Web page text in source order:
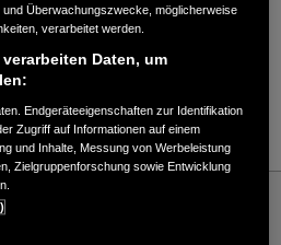
- Industrial – Honda - HONDA Deutschland
Überwachungszwecke, möglicherweise
verarbeitet werden.
Daten, um
Endgeräteeigenschaften zur Identifikation
Zugriff auf Informationen auf einem
und Inhalte, Messung von Werbeleistung
Zielgruppenforschung sowie Entwicklung